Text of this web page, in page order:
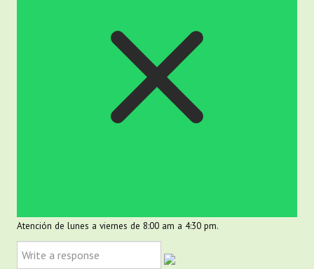
Atención de lunes a viernes de 8:00 am a 4:30 pm.